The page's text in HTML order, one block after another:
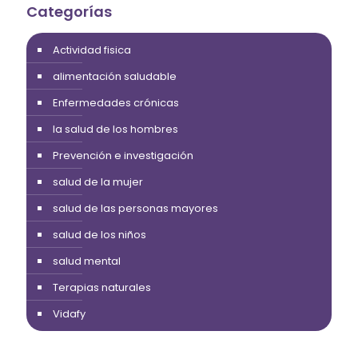
Categorías
Actividad fisica
alimentación saludable
Enfermedades crónicas
la salud de los hombres
Prevención e investigación
salud de la mujer
salud de las personas mayores
salud de los niños
salud mental
Terapias naturales
Vidafy